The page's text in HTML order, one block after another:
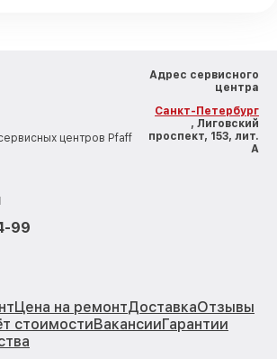
центров Pfaff
Адрес сервисного
центра
Санкт-Петербург
, Лиговский
проспект, 153, лит.
А
99
Цена на ремонтДоставкаОтзывы
стоимостиВакансииГарантии